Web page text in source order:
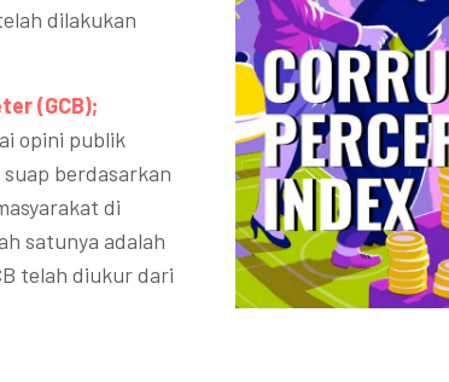
dilakukan
(GCB);
opini publik
berdasarkan
di
satunya adalah
telah diukur dari